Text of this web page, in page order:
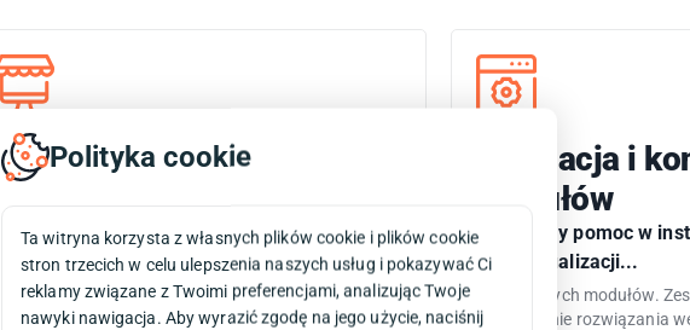
Zarządzanie Sklepem
...monitorując działanie sklepu, aktualizując system
oraz reagując na wszelkie zgłoszenia błędów.
Naszym celem jest zapewnienie ciągłej dostępności i
wydajności sklepu.
Instalacja i
modułów
Oferujemy pomoc w
oraz aktualizacji...
...dostępnych modułów.
odpowiednie rozwiązania
Polityka cookie
Ta witryna korzysta z własnych plików cookie i plików cookie
stron trzecich w celu ulepszenia naszych usług i pokazywać Ci
reklamy związane z Twoimi preferencjami, analizując Twoje
nawyki nawigacja. Aby wyrazić zgodę na jego użycie, naciśnij